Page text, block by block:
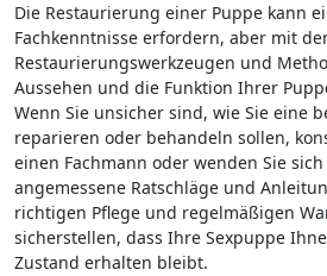
Die Restaurierung einer Puppe kann
Fachkenntnisse erfordern, aber mit
Restaurierungswerkzeugen und
Aussehen und die Funktion Ihrer
Wenn Sie unsicher sind, wie Sie eine
reparieren oder behandeln sollen,
einen Fachmann oder wenden Sie
angemessene Ratschläge und
richtigen Pflege und regelmäßigen
sicherstellen, dass Ihre Sexpuppe
Zustand erhalten bleibt.